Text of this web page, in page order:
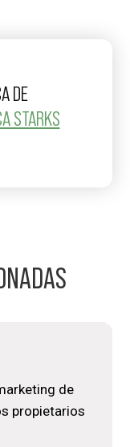
DE
STARKS
de
propietarios